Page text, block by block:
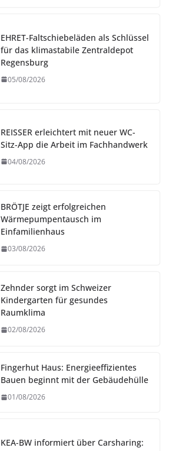
EHRET-Faltschiebeläden als Schlüssel
für das klimastabile Zentraldepot
Regensburg
05/08/2026
REISSER erleichtert mit neuer WC-
Sitz-App die Arbeit im Fachhandwerk
04/08/2026
BRÖTJE zeigt erfolgreichen
Wärmepumpentausch im
Einfamilienhaus
03/08/2026
Zehnder sorgt im Schweizer
Kindergarten für gesundes
Raumklima
02/08/2026
Fingerhut Haus: Energieeffizientes
Bauen beginnt mit der Gebäudehülle
01/08/2026
KEA-BW informiert über Carsharing: